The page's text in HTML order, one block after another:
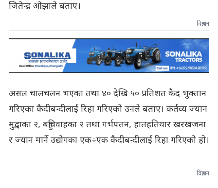
जितेन्द्र ओझाले बताए।
विज्ञापन
असल चालचलन भएका तथा ४० देखि ५० प्रतिशत कैद भुक्तान
गरिएका कैदीबन्दीलाई रिहा गरिएको उनले बताए। कर्तव्य ज्यान
मुद्वाका २, बहुविवाहका २ तथा गर्भपतन, हातहतियार खरखजना
र ज्यान मार्ने उद्योगका एक÷एक कैदीबन्दीलाई रिहा गरिएको हो।
विज्ञापन